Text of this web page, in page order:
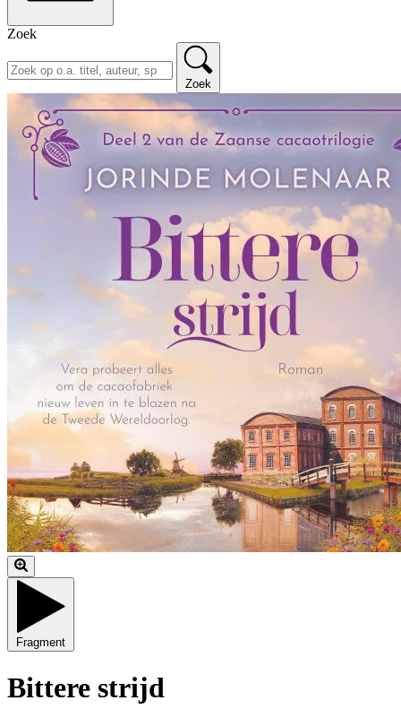
Zoek
Zoek
Fragment
Bittere strijd